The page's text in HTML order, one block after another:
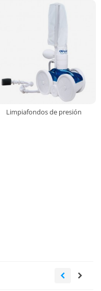
Limpiafondos de presión